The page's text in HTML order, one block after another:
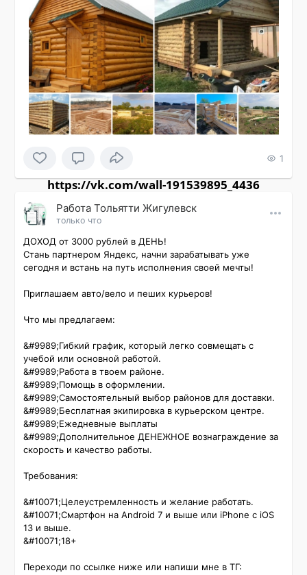
1
https://vk.com/wall-191539895_4436
Работа Тольятти Жигулевск
только что
ДОХОД от 3000 рублей в ДЕНЬ!
Стань партнером Яндекс, начни зарабатывать уже
сегодня и встань на путь исполнения своей мечты!
Приглашаем авто/вело и пеших курьеров!
Что мы предлагаем:
&#9989;Гибкий график, который легко совмещать с
учебой или основной работой.
&#9989;Работа в твоем районе.
&#9989;Помощь в оформлении.
&#9989;Самостоятельный выбор районов для доставки.
&#9989;Бесплатная экипировка в курьерском центре.
&#9989;Ежедневные выплаты
&#9989;Дополнительное ДЕНЕЖНОЕ вознаграждение за
скорость и качество работы.
Требования:
&#10071;Целеустремленность и желание работать.
&#10071;Смартфон на Android 7 и выше или iPhone с iOS
13 и выше.
&#10071;18+
Переходи по ссылке ниже или напиши мне в ТГ: